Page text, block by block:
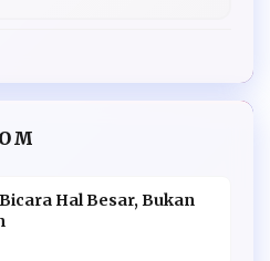
Hal Besar, Bukan